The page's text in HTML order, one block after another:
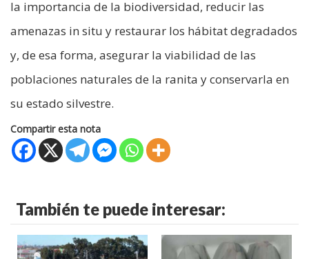
la importancia de la biodiversidad, reducir las
amenazas in situ y restaurar los hábitat degradados
y, de esa forma, asegurar la viabilidad de las
poblaciones naturales de la ranita y conservarla en
su estado silvestre.
Compartir esta nota
También te puede interesar: